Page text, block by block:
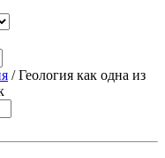
/ Геология как одна из